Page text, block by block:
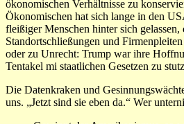
ökonomischen Verhältnisse zu
Ökonomischen hat sich lange in den
fleißiger Menschen hinter sich gelassen,
Standortschließungen und
oder zu Unrecht: Trump war ihre
Tentakel mi staatlichen Gesetzen zu
Die Datenkraken und
uns. „Jetzt sind sie eben da.“ Wer